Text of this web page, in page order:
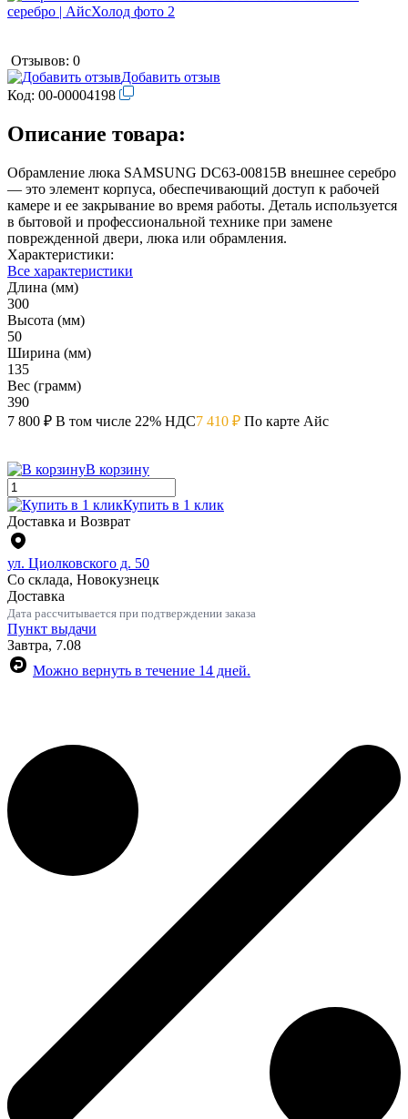
Отзывов: 0
Добавить отзыв
Код: 00-00004198
Описание товара:
Обрамление люка SAMSUNG DC63-00815B внешнее серебро
— это элемент корпуса, обеспечивающий доступ к рабочей
камере и ее закрывание во время работы. Деталь используется
в бытовой и профессиональной технике при замене
поврежденной двери, люка или обрамления.
Характеристики:
Все характеристики
Длина (мм)
300
Высота (мм)
50
Ширина (мм)
135
Вес (грамм)
390
7 800 ₽ В том числе 22% НДС7 410 ₽ По карте Айс
В корзину
Купить в 1 клик
Доставка и Возврат
ул. Циолковского д. 50
Со склада, Новокузнецк
Доставка
Дата рассчитывается при подтверждении заказа
Пункт выдачи
Завтра, 7.08
Можно вернуть в течение 14 дней.